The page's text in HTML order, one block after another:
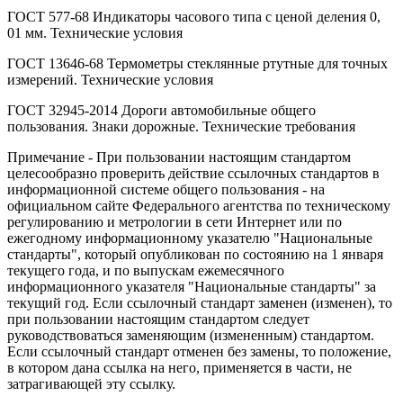
ГОСТ 577-68 Индикаторы часового типа с ценой деления 0,
01 мм. Технические условия
ГОСТ 13646-68 Термометры стеклянные ртутные для точных
измерений. Технические условия
ГОСТ 32945-2014 Дороги автомобильные общего
пользования. Знаки дорожные. Технические требования
Примечание - При пользовании настоящим стандартом
целесообразно проверить действие ссылочных стандартов в
информационной системе общего пользования - на
официальном сайте Федерального агентства по техническому
регулированию и метрологии в сети Интернет или по
ежегодному информационному указателю "Национальные
стандарты", который опубликован по состоянию на 1 января
текущего года, и по выпускам ежемесячного
информационного указателя "Национальные стандарты" за
текущий год. Если ссылочный стандарт заменен (изменен), то
при пользовании настоящим стандартом следует
руководствоваться заменяющим (измененным) стандартом.
Если ссылочный стандарт отменен без замены, то положение,
в котором дана ссылка на него, применяется в части, не
затрагивающей эту ссылку.